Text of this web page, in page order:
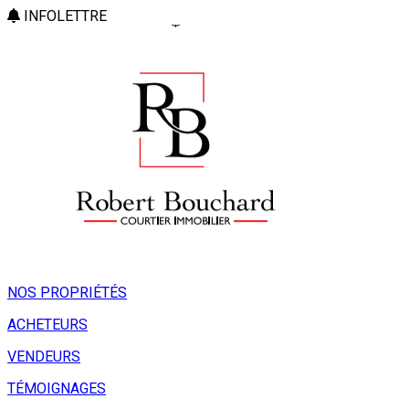
INFOLETTRE
NOS PROPRIÉTÉS
ACHETEURS
VENDEURS
TÉMOIGNAGES